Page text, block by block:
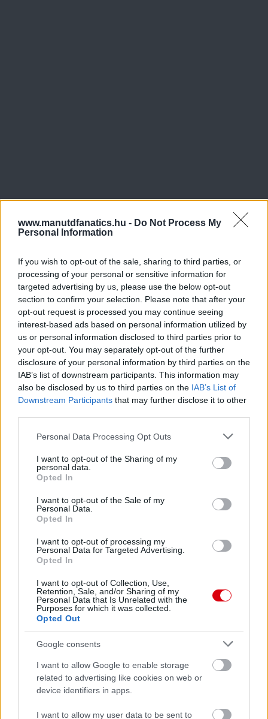
www.manutdfanatics.hu - Do Not Process My
Personal Information
If you wish to opt-out of the sale, sharing to third parties, or
processing of your personal or sensitive information for
targeted advertising by us, please use the below opt-out
section to confirm your selection. Please note that after your
opt-out request is processed you may continue seeing
interest-based ads based on personal information utilized by
us or personal information disclosed to third parties prior to
your opt-out. You may separately opt-out of the further
disclosure of your personal information by third parties on the
IAB’s list of downstream participants. This information may
also be disclosed by us to third parties on the IAB’s List of
Downstream Participants that may further disclose it to other
Please note that this website/app uses one or more Google
not limited to your visit or usage behaviour. You may click to
grant or deny consent to Google and its third-party tags to
use your data for below specified purposes in below Google
consent section.
Personal Data Processing Opt Outs
I want to opt-out of the Sharing of my
personal data.
Opted In
I want to opt-out of the Sale of my
Personal Data.
Opted In
I want to opt-out of processing my
Personal Data for Targeted Advertising.
Opted In
I want to opt-out of Collection, Use,
Retention, Sale, and/or Sharing of my
Personal Data that Is Unrelated with the
Purposes for which it was collected.
Opted Out
Google consents
I want to allow Google to enable storage
related to advertising like cookies on web or
device identifiers in apps.
I want to allow my user data to be sent to
Meccs Center
Paris Saint-Germainvs
Manchester United
Felkészülési szezon 4. mérkőzés
Nya Ullevi, Göteborg
2026-08-08 17:00